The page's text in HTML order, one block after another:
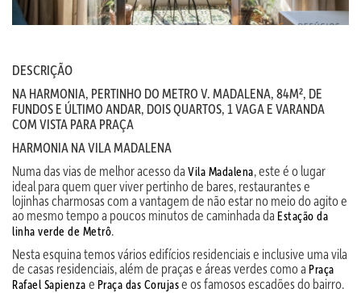
DESCRIÇÃO
NA HARMONIA, PERTINHO DO METRO V. MADALENA, 84M², DE
FUNDOS E ÚLTIMO ANDAR, DOIS QUARTOS, 1 VAGA E VARANDA
COM VISTA PARA PRAÇA
HARMONIA NA VILA MADALENA
Numa das vias de melhor acesso da Vila Madalena, este é o lugar
ideal para quem quer viver pertinho de bares, restaurantes e
lojinhas charmosas com a vantagem de não estar no meio do agito e
ao mesmo tempo a poucos minutos de caminhada da Estação da
linha verde de Metrô.
Nesta esquina temos vários edifícios residenciais e inclusive uma vila
de casas residenciais, além de praças e áreas verdes como a Praça
Rafael Sapienza e Praça das Corujase os famosos escadões do bairro.